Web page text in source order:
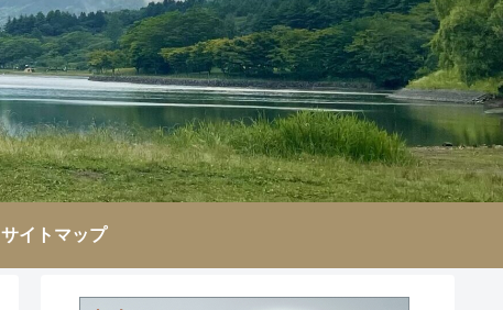
サイトマップ